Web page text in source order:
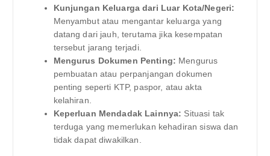
Kunjungan Keluarga dari Luar Kota/Negeri:
Menyambut atau mengantar keluarga yang
datang dari jauh, terutama jika kesempatan
tersebut jarang terjadi.
Mengurus Dokumen Penting: Mengurus
pembuatan atau perpanjangan dokumen
penting seperti KTP, paspor, atau akta
kelahiran.
Keperluan Mendadak Lainnya: Situasi tak
terduga yang memerlukan kehadiran siswa dan
tidak dapat diwakilkan.